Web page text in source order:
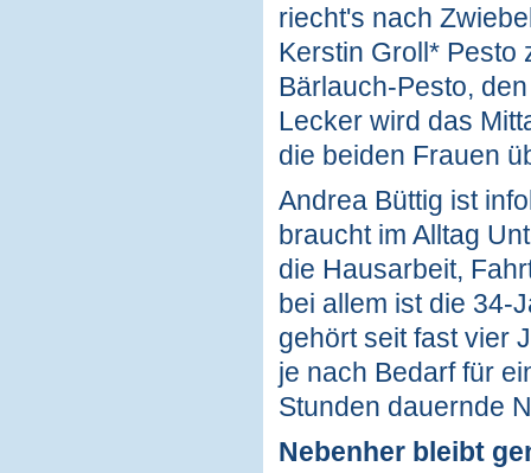
riecht's nach
Kerstin Groll* Pesto
Bärlauch-Pesto,
Lecker wird das
die beiden Frauen
Andrea Büttig ist
braucht im Alltag
die Hausarbeit,
bei allem ist die 34-
gehört seit fast vier
je nach Bedarf für
Stunden dauernde
Nebenher bleibt